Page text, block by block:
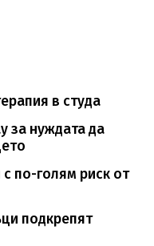
в студа
за нуждата да
по-голям риск от
подкрепят